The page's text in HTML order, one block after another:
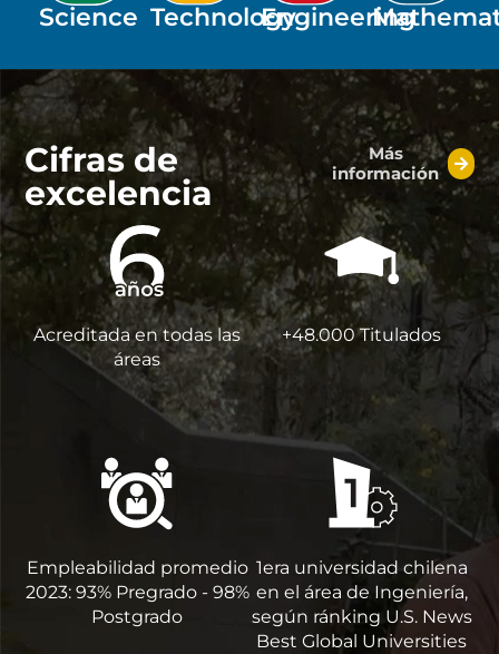
Science TechnologyEngineering
Cifras de
excelencia
Más
información
Acreditada en todas las
áreas
+48.000 Titulados
Empleabilidad promedio
2023: 93% Pregrado - 98%
Postgrado
1era universidad chilena
en el área de Ingeniería,
según ránking U.S. News
Best Global Universities